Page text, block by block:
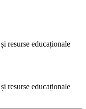
resurse educaționale
resurse educaționale